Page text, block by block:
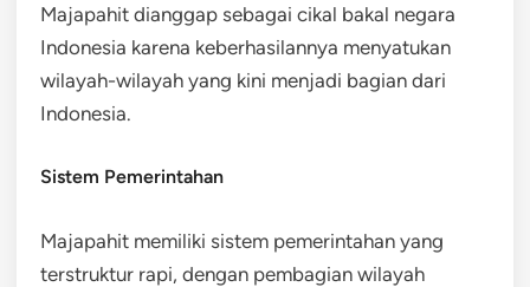
Majapahit dianggap sebagai cikal bakal negara
Indonesia karena keberhasilannya menyatukan
wilayah-wilayah yang kini menjadi bagian dari
Indonesia.
Sistem Pemerintahan
Majapahit memiliki sistem pemerintahan yang
terstruktur rapi, dengan pembagian wilayah